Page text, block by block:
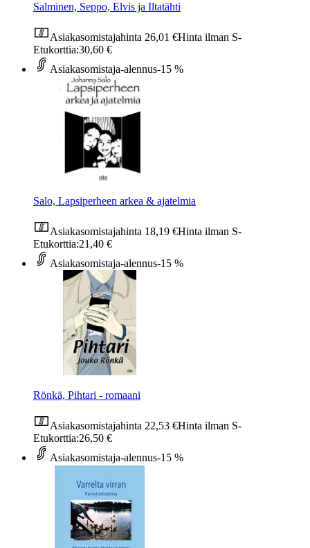
Salminen, Seppo, Elvis ja Iltatähti
Asiakasomistajahinta 26,01 €Hinta ilman S-
Etukorttia:30,60 €
Asiakasomistaja-alennus-15 %
Salo, Lapsiperheen arkea & ajatelmia
Asiakasomistajahinta 18,19 €Hinta ilman S-
Etukorttia:21,40 €
Asiakasomistaja-alennus-15 %
Rönkä, Pihtari - romaani
Asiakasomistajahinta 22,53 €Hinta ilman S-
Etukorttia:26,50 €
Asiakasomistaja-alennus-15 %